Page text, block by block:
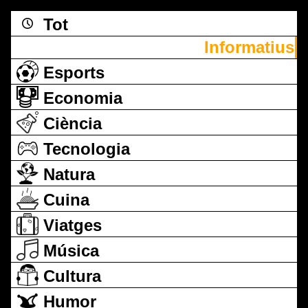
Tot
Informatius
Esports
Economia
Ciència
Tecnologia
Natura
Cuina
Viatges
Música
Cultura
Humor